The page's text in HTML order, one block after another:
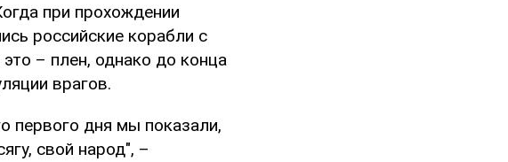
при прохождении
российские корабли с
– плен, однако до конца
врагов.
первого дня мы показали,
свой народ", –